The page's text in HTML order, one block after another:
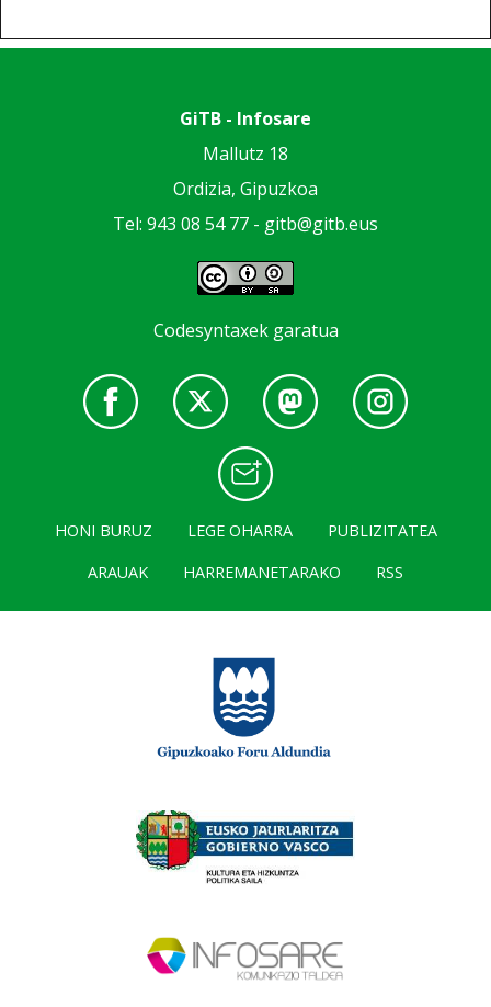
GiTB - Infosare
Mallutz 18
Ordizia, Gipuzkoa
Tel: 943 08 54 77 - gitb@gitb.eus
Codesyntaxek garatua
HONI BURUZ LEGE OHARRA
PUBLIZITATEA
ARAUAK
HARREMANETARAKO RSS